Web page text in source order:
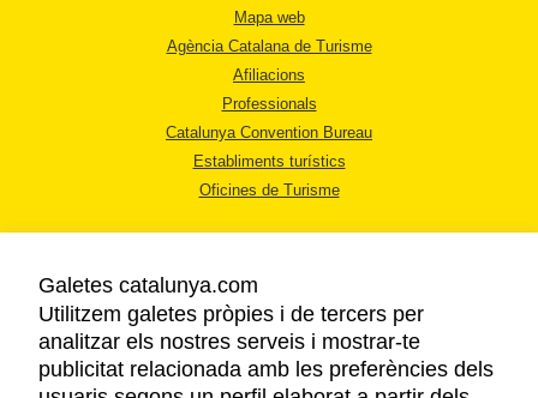
Mapa web
Agència Catalana de Turisme
Afiliacions
Professionals
Catalunya Convention Bureau
Establiments turístics
Oficines de Turisme
AVÍS LEGAL
POLÍTICA DE PRIVACITAT
Galetes catalunya.com
Utilitzem galetes pròpies i de tercers per
analitzar els nostres serveis i mostrar-te
publicitat relacionada amb les preferències dels